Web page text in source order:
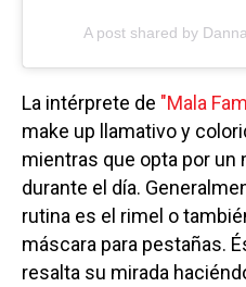
A post shared by
La intérprete de "Mala
make up llamativo y
mientras que opta por un
durante el día.
rutina es el rimel o
máscara para pestañas.
resalta su mirada